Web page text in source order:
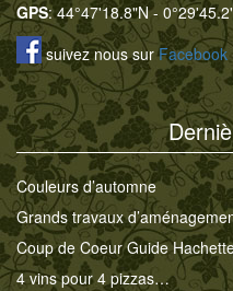
GPS: 44°47'18.8"N -
suivez nous surFacebook
Couleurs d’automne
Grands travaux
Coup de Coeur Guide
4 vins pour 4 pizzas…